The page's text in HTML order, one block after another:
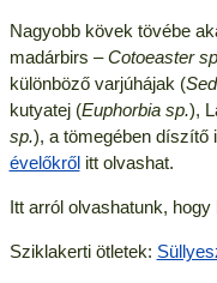
Nagyobb kövek tövébe
madárbirs –Cotoeaster
különböző varjúhájak (
kutyatej (Euphorbia sp.),
sp.), a tömegében díszítő
évelőkrőlitt olvashat.
Itt arról olvashatunk,
Sziklakerti ötletek: